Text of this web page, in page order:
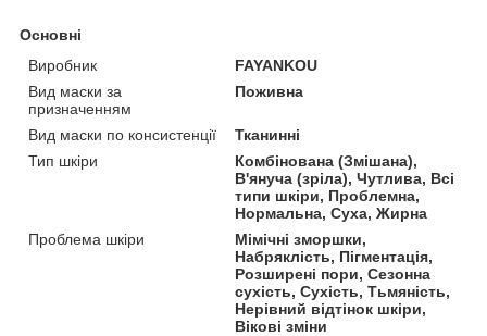
Основні
Виробник
FAYANKOU
Вид маски за
призначенням
Поживна
Вид маски по консистенції
Тканинні
Тип шкіри
Комбінована (Змішана),
В'януча (зріла), Чутлива, Всі
типи шкіри, Проблемна,
Нормальна, Суха, Жирна
Проблема шкіри
Мімічні зморшки,
Набряклість, Пігментація,
Розширені пори, Сезонна
сухість, Сухість, Тьмяність,
Нерівний відтінок шкіри,
Вікові зміни